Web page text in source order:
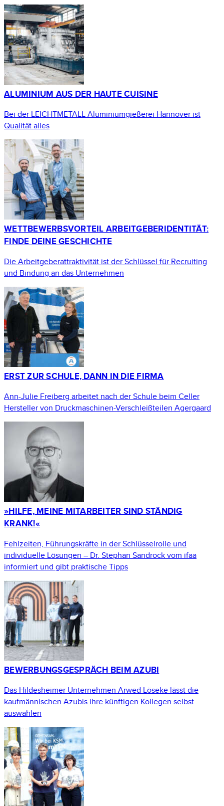
ALUMINIUM AUS DER HAUTE CUISINE
Bei der LEICHTMETALL Aluminiumgießerei Hannover ist
Qualität alles
WETTBEWERBSVORTEIL ARBEITGEBER­IDENTITÄT:
FINDE DEINE GESCHICHTE
Die Arbeitgeberattraktivität ist der Schlüssel für Recruiting
und Bindung an das Unternehmen
ERST ZUR SCHULE, DANN IN DIE FIRMA
Ann-Julie Freiberg arbeitet nach der Schule beim Celler
Hersteller von Druckmaschinen-Verschleißteilen Agergaard
»HILFE, MEINE MITARBEITER SIND STÄNDIG
KRANK!«
Fehlzeiten, Führungskräfte in der Schlüsselrolle und
individuelle Lösungen – Dr. Stephan Sandrock vom ifaa
informiert und gibt praktische Tipps
BEWERBUNGSGESPRÄCH BEIM AZUBI
Das Hildesheimer Unternehmen Arwed Löseke lässt die
kaufmännischen Azubis ihre künftigen Kollegen selbst
auswählen